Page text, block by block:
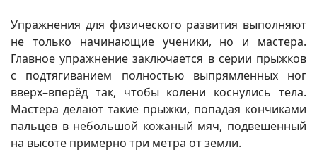
Упражнения для физического развития выполняют
не только начинающие ученики, но и мастера.
Главное упражнение заключается в серии прыжков
с подтягиванием полностью выпрямленных ног
вверх–вперёд так, чтобы колени коснулись тела.
Мастера делают такие прыжки, попадая кончиками
пальцев в небольшой кожаный мяч, подвешенный
на высоте примерно три метра от земли.